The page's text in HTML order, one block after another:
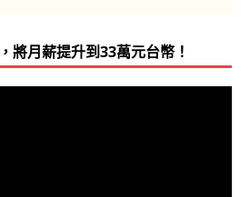
將月薪提升到33萬元台幣！